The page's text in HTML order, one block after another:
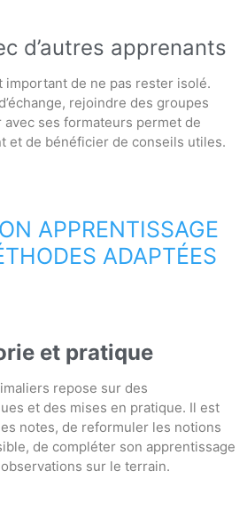
d’autres apprenants
important de ne pas rester isolé.
rejoindre des groupes
avec ses formateurs permet de
et de bénéficier de conseils utiles.
APPRENTISSAGE
ADAPTÉES
et pratique
repose sur des
et des mises en pratique. Il est
notes, de reformuler les notions
de compléter son apprentissage
sur le terrain.